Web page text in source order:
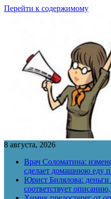
Перейти к содержимому
8 августа, 2026
Врач Соломатина:
сделает домашнюю еду
Юрист Билялова: деньги
соответствует